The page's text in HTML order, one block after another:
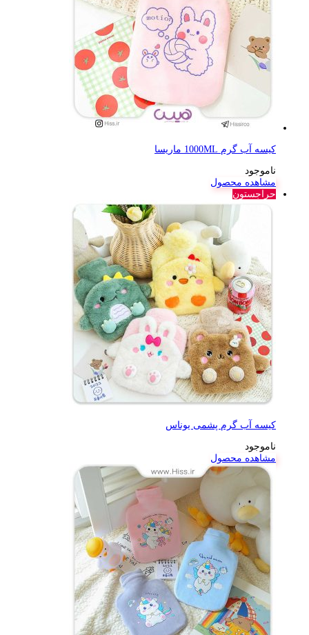
کیسه آب گرم 1000ML ماریسا
ناموجود
مشاهده محصول
حراجستون
کیسه آب گرم پشمی یوناس
ناموجود
مشاهده محصول